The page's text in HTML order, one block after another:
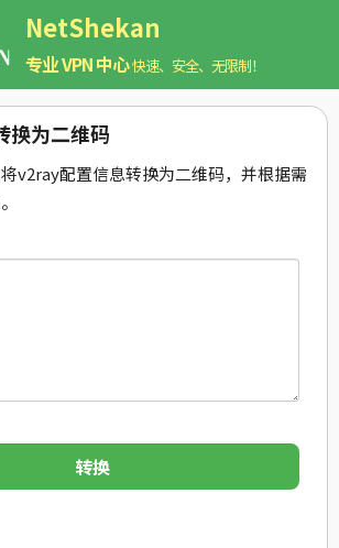
NetShekan
专业 VPN 中心快速、安全、无限制！
换为二维码
v2ray配置信息转换为二维码，并根据需
转换